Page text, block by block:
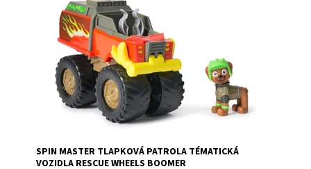
Dostupnost: Skladem>3
12000
Značka:
SPIN MASTER
SPIN MASTER TLAPKOVÁ PATROLA TÉMATICKÁ
VOZIDLA RESCUE WHEELS BOOMER